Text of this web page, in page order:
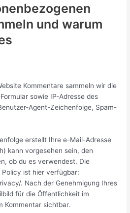
und warum
Kommentare sammeln wir die
sowie IP-Adresse des
Agent-Zeichenfolge, Spam-
erstellt Ihre e-Mail-Adresse
kann vorgesehen sein, den
ob du es verwendest. Die
ist hier verfügbar:
. Nach der Genehmigung Ihres
für die Öffentlichkeit im
Kommentar sichtbar.